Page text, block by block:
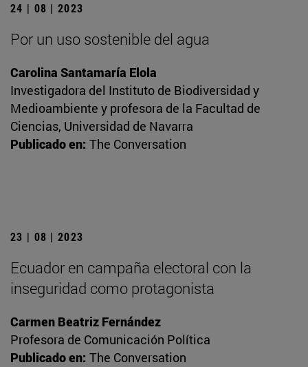
24 | 08 | 2023
Por un uso sostenible del agua
Carolina Santamaría Elola
Investigadora del Instituto de Biodiversidad y
Medioambiente y profesora de la Facultad de
Ciencias, Universidad de Navarra
Publicado en: The Conversation
23 | 08 | 2023
Ecuador en campaña electoral con la
inseguridad como protagonista
Carmen Beatriz Fernández
Profesora de Comunicación Política
Publicado en: The Conversation